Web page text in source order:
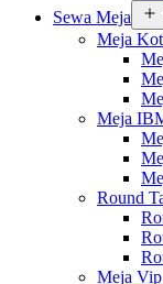
Sewa Meja
Meja
Meja
Round
Meja